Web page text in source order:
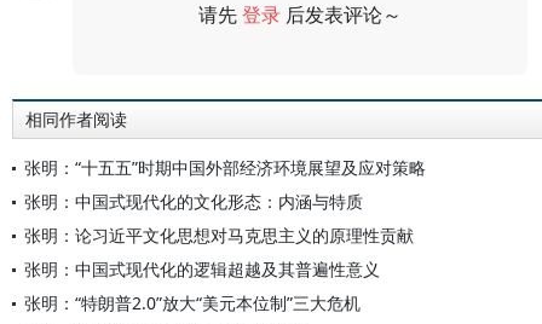
请先登录 后发表评论～
相同作者阅读
张明：“十五五”时期中国外部经济环境展望及应对策略
张明：中国式现代化的文化形态：内涵与特质
张明：论习近平文化思想对马克思主义的原理性贡献
张明：中国式现代化的逻辑超越及其普遍性意义
张明：“特朗普2.0”放大“美元本位制”三大危机